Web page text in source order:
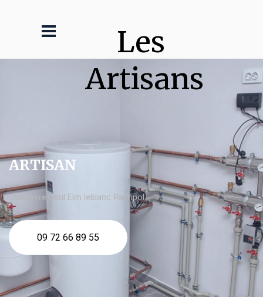
Les
Artisans
ARTISAN
chaudière fioul Elm leblanc Paimpol
09 72 66 89 55